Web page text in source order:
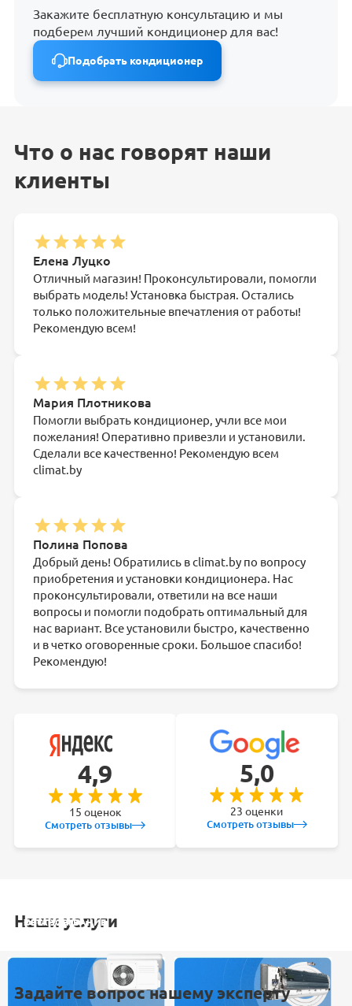
Закажите бесплатную консультацию и мы
подберем лучший кондиционер для вас!
Подобрать кондиционер
Что о нас говорят наши
клиенты
Елена Луцко
Отличный магазин! Проконсультировали, помогли
выбрать модель! Установка быстрая. Остались
только положительные впечатления от работы!
Рекомендую всем!
Мария Плотникова
Помогли выбрать кондиционер, учли все мои
пожелания! Оперативно привезли и установили.
Сделали все качественно! Рекомендую всем
climat.by
Полина Попова
Добрый день! Обратились в climat.by по вопросу
приобретения и установки кондиционера. Нас
проконсультировали, ответили на все наши
вопросы и помогли подобрать оптимальный для
нас вариант. Все установили быстро, качественно
и в четко оговоренные сроки. Большое спасибо!
Рекомендую!
4,9
15 оценок
Смотреть отзывы
5,0
23 оценки
Смотреть отзывы
Наши услуги
УСТАНОВКА
ОБСЛУЖИВАНИЕ
Задайте вопрос нашему эксперту